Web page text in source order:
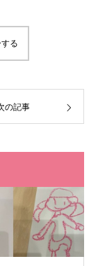
る
の記事